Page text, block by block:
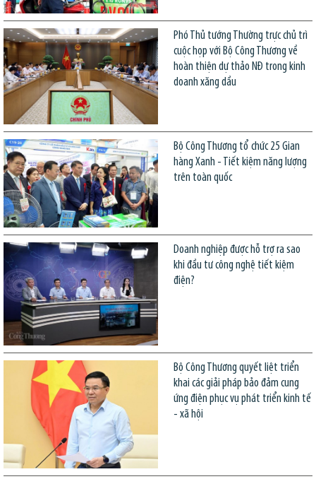
Phó Thủ tướng Thường trực chủ trì
cuộc họp với Bộ Công Thương về
hoàn thiện dự thảo NĐ trong kinh
doanh xăng dầu
Bộ Công Thương tổ chức 25 Gian
hàng Xanh - Tiết kiệm năng lượng
trên toàn quốc
Doanh nghiệp được hỗ trợ ra sao
khi đầu tư công nghệ tiết kiệm
điện?
Bộ Công Thương quyết liệt triển
khai các giải pháp bảo đảm cung
ứng điện phục vụ phát triển kinh tế
- xã hội